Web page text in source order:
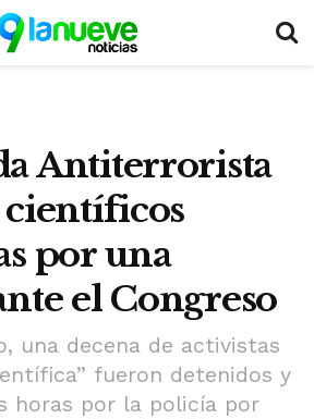
Antiterrorista
científicos
por una
el Congreso
una decena de activistas
fueron detenidos y
horas por la policía por